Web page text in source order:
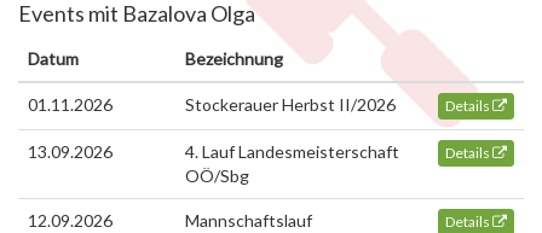
Events mit Bazalova Olga
Datum Bezeichnung
01.11.2026 Stockerauer Herbst II/2026 Details
13.09.2026
4. Lauf Landesmeisterschaft
OÖ/Sbg
Details
12.09.2026
Mannschaftslauf
Details